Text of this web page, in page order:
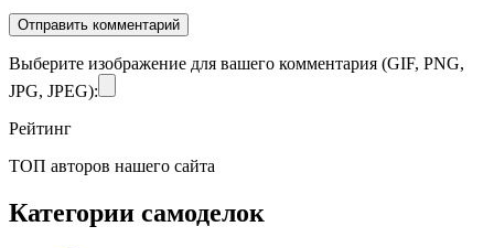
Выберите изображение для вашего комментария (GIF, PNG,
JPG, JPEG):
Рейтинг
ТОП авторов нашего сайта
Категории самоделок